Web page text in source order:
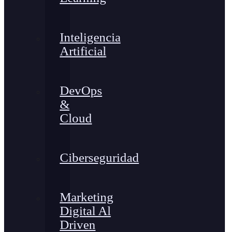
Inteligencia
Artificial
DevOps
&
Cloud
Ciberseguridad
Marketing
Digital Al
Driven